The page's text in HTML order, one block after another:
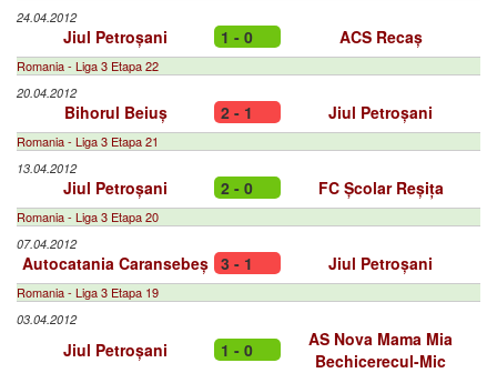
24.04.2012
Jiul Petroșani 1 - 0 ACS Recaș
Romania - Liga 3 Etapa 22
20.04.2012
Bihorul Beiuș 2 - 1 Jiul Petroșani
Romania - Liga 3 Etapa 21
13.04.2012
Jiul Petroșani 2 - 0 FC Școlar Reșița
Romania - Liga 3 Etapa 20
07.04.2012
Autocatania Caransebeș 3 - 1 Jiul Petroșani
Romania - Liga 3 Etapa 19
03.04.2012
Jiul Petroșani 1 - 0
AS Nova Mama Mia
Bechicerecul-Mic